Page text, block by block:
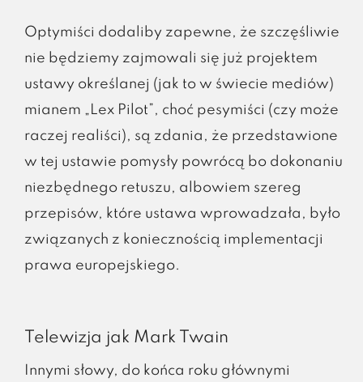
Optymiści dodaliby zapewne, że szczęśliwie
nie będziemy zajmowali się już projektem
ustawy określanej (jak to w świecie mediów)
mianem „Lex Pilot”, choć pesymiści (czy może
raczej realiści), są zdania, że przedstawione
w tej ustawie pomysły powrócą bo dokonaniu
niezbędnego retuszu, albowiem szereg
przepisów, które ustawa wprowadzała, było
związanych z koniecznością implementacji
prawa europejskiego.
Telewizja jak Mark Twain
Innymi słowy, do końca roku głównymi